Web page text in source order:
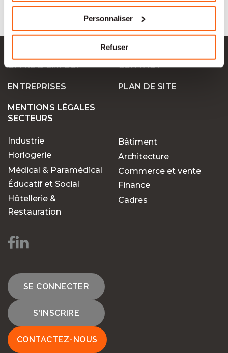
Personnaliser
Refuser
LANGUE
OFFRE D’EMPLOI
ENTREPRISES
MENTIONS LÉGALES
CONTACT
PLAN DE SITE
SECTEURS
Industrie
Horlogerie
Médical & Paramédical
Éducatif et Social
Hôtellerie &
Restauration
Bâtiment
Architecture
Commerce et vente
Finance
Cadres
SE CONNECTER
S'INSCRIRE
CONTACTEZ-NOUS